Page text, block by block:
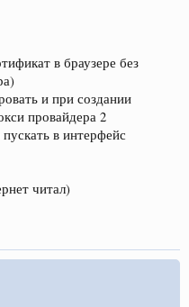
в браузере без
и при создании
провайдера 2
в интерфейс
читал)